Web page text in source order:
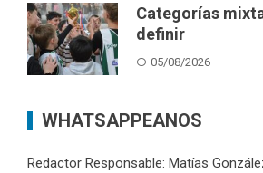
Categorías
definir
05/08/2026
WHATSAPPEANOS
Redactor Responsable: Matías